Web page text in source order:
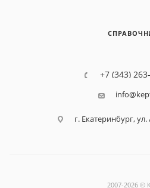
+7 (343)
г. Екатеринбург,
2007-2026 ©